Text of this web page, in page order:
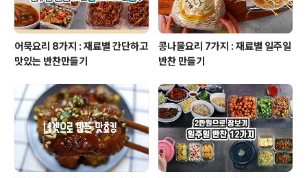
어묵요리 8가지 : 재료별 간단하고
맛있는 반찬만들기
콩나물요리 7가지 : 재료별 일주일
반찬 만들기